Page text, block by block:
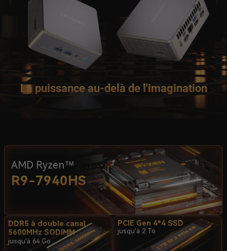
La puissance au-delà de l'imagination
AMD Ryzen™
R9-7940HS
DDR5 à double canal
5600MHz SODIMM
jusqu'à 64 Go
PCIE Gen 4*4 SSD
jusqu'à 2 To